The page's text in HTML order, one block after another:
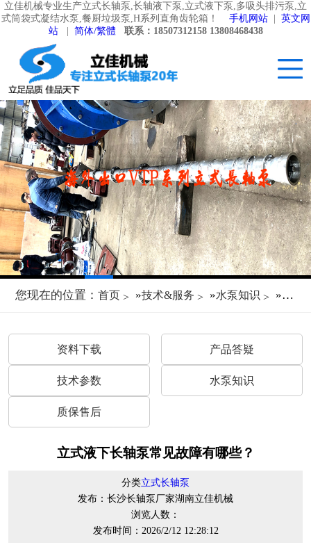
立佳机械专业生产立式长轴泵,长轴液下泵,立式液下泵,多吸头排污泵,立
式筒袋式凝结水泵,餐厨垃圾泵,H系列直角齿轮箱！ 手机网站| 英文网
站| 简体/繁體 联系：18507312158 13808468438
您现在的位置： 首页 »技术&服务 »水泵知识 »立式
资料下载 产品答疑
技术参数 水泵知识
质保售后
立式液下长轴泵常见故障有哪些？
分类立式长轴泵
发布：长沙长轴泵厂家湖南立佳机械
浏览人数：
发布时间：2026/2/12 12:28:12